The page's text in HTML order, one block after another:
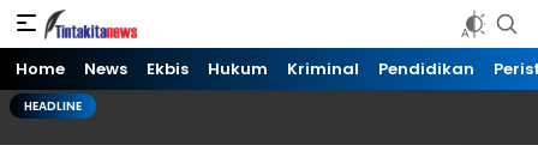
Tinta kita News
Informasi Terkini
Home News Ekbis Hukum Kriminal Pendidikan
HEADLINE